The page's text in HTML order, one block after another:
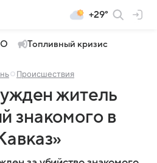
+29°
Топливный кризис
Происшествия
житель
знакомого в